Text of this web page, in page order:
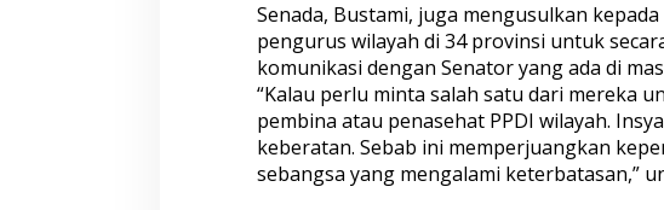
Senada, Bustami, juga mengusulkan
pengurus wilayah di 34 provinsi untuk
komunikasi dengan Senator yang ada di
“Kalau perlu minta salah satu dari mereka
pembina atau penasehat PPDI wilayah.
keberatan. Sebab ini memperjuangkan
sebangsa yang mengalami keterbatasan,”